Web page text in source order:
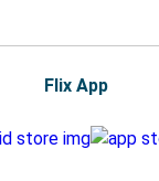
Flix App